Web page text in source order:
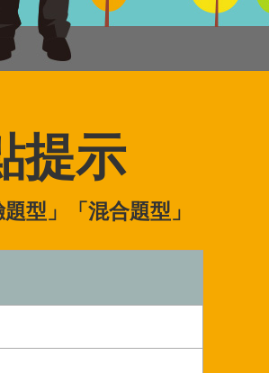
提示
型」「混合題型」